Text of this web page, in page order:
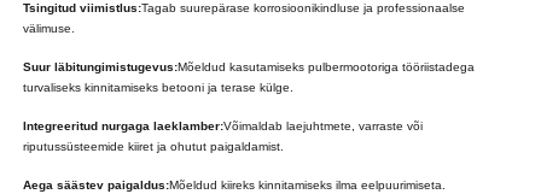
Tsingitud viimistlus:Tagab suurepärase korrosioonikindluse ja professionaalse
välimuse.
Suur läbitungimistugevus:Mõeldud kasutamiseks pulbermootoriga tööriistadega
turvaliseks kinnitamiseks betooni ja terase külge.
Integreeritud nurgaga laeklamber:Võimaldab laejuhtmete, varraste või
riputussüsteemide kiiret ja ohutut paigaldamist.
Aega säästev paigaldus:Mõeldud kiireks kinnitamiseks ilma eelpuurimiseta.